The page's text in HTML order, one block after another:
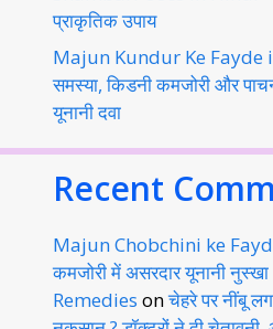
प्राकृतिक उपाय
Majun Kundur Ke Fayde
समस्या, किडनी कमजोरी और
यूनानी दवा
Recent
Majun Chobchini ke
कमजोरी में असरदार यूनानी
Remedies onचेहरे पर नींबू